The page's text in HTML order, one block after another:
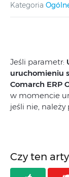
Kategoria
Jeśli parametr:
uruchomieniu
Comarch ERP
w momencie
jeśli nie,
Czy ten